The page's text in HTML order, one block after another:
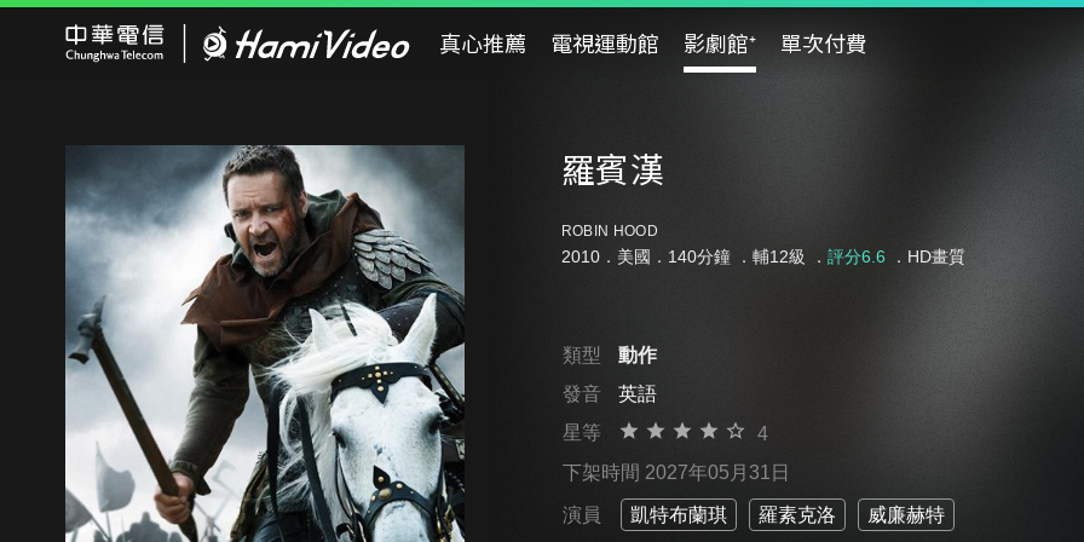
真心推薦 電視運動館 影劇館⁺ 單次付費
羅賓漢
ROBIN HOOD
2010．美國．140分鐘 ． 輔12級 ． 評分6.6 ．HD畫質
類型
動作
發音
英語
星等
4
下架時間 2027年05月31日
演員 凱特布蘭琪 羅素克洛 威廉赫特